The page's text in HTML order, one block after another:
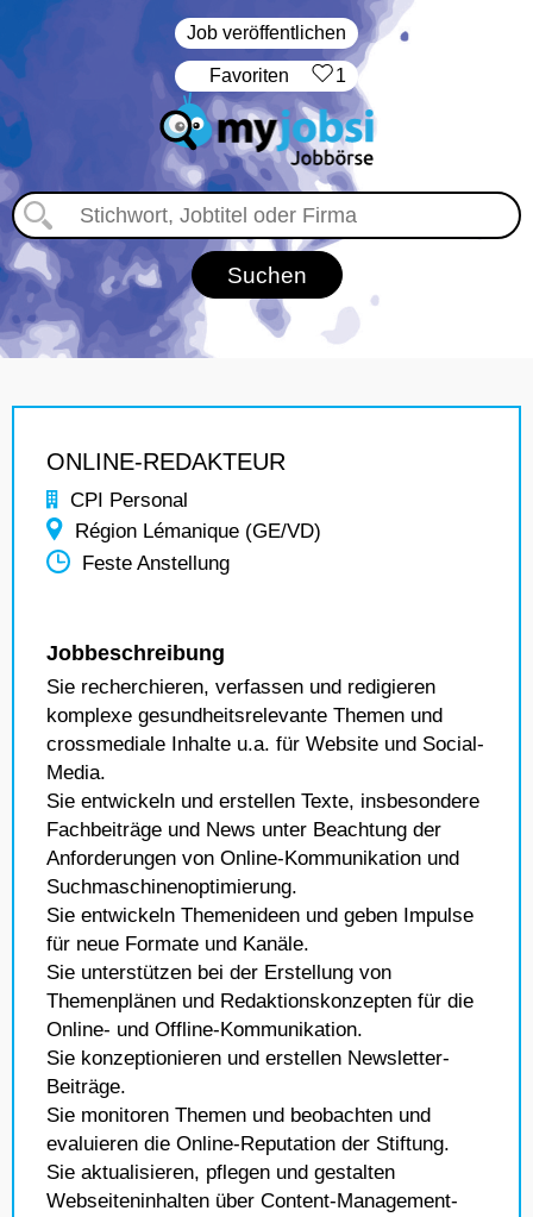
Job veröffentlichen
‏Favoriten 1
ONLINE-REDAKTEUR
CPI Personal
Région Lémanique (GE/VD)
Feste Anstellung
Jobbeschreibung
Sie recherchieren, verfassen und redigieren
komplexe gesundheitsrelevante Themen und
crossmediale Inhalte u.a. für Website und Social-
Media.
Sie entwickeln und erstellen Texte, insbesondere
Fachbeiträge und News unter Beachtung der
Anforderungen von Online-Kommunikation und
Suchmaschinenoptimierung.
Sie entwickeln Themenideen und geben Impulse
für neue Formate und Kanäle.
Sie unterstützen bei der Erstellung von
Themenplänen und Redaktionskonzepten für die
Online- und Offline-Kommunikation.
Sie konzeptionieren und erstellen Newsletter-
Beiträge.
Sie monitoren Themen und beobachten und
evaluieren die Online-Reputation der Stiftung.
Sie aktualisieren, pflegen und gestalten
Webseiteninhalten über Content-Management-